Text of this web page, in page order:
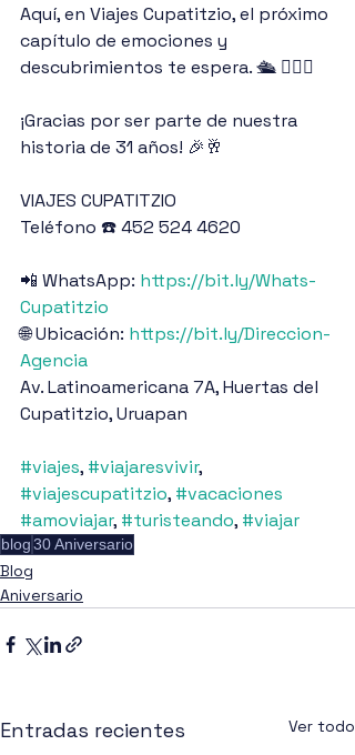
Aquí, en Viajes Cupatitzio, el próximo
capítulo de emociones y
descubrimientos te espera. 🛳 🙋🏻‍♀️
¡Gracias por ser parte de nuestra
historia de 31 años! 🎉🥂
VIAJES CUPATITZIO
Teléfono ☎️ 452 524 4620
📲 WhatsApp: https://bit.ly/Whats-
Cupatitzio
🌐 Ubicación: https://bit.ly/Direccion-
Agencia
Av. Latinoamericana 7A, Huertas del
Cupatitzio, Uruapan
#viajes, #viajaresvivir,
#viajescupatitzio, #vacaciones
#amoviajar, #turisteando, #viajar
blog30 Aniversario
Blog
Aniversario
Entradas recientes Ver todo